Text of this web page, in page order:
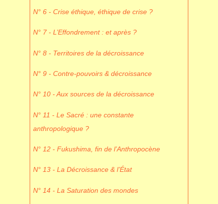
N° 6 - Crise éthique, éthique de crise ?
N° 7 - L’Effondrement : et après ?
N° 8 - Territoires de la décroissance
N° 9 - Contre-pouvoirs & décroissance
N° 10 - Aux sources de la décroissance
N° 11 - Le Sacré : une constante
anthropologique ?
N° 12 - Fukushima, fin de l’Anthropocène
N° 13 - La Décroissance & l’État
N° 14 - La Saturation des mondes